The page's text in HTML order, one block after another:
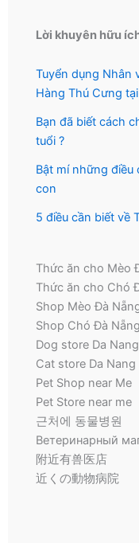
Lời khuyên hữu
Tuyển dụng Nhân
Hàng Thú Cưng
Bạn đã biết cách
tuổi ?
Bật mí những điều
con
5 điều cần biết về
Thức ăn cho Mèo
Thức ăn cho Chó
Shop Mèo Đà
Shop Chó Đà Nẵng
Dog store Da Nang
Cat store Da Nang
Pet Shop near Me
Pet Store near me
근처에 동물병원
Ветеринарный
附近有兽医店
近くの動物病院